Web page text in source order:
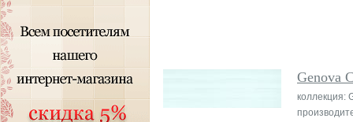
Genova
коллекция: